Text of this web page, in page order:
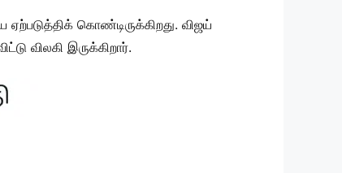
கொண்டிருக்கிறது. விஜய்
விலகி இருக்கிறார்.